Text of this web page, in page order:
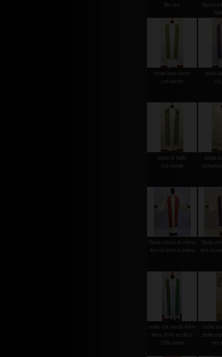
filo oro
figura
stola lana lurex
col.verde
stola
stola in faille
col.verde
stola
Stola rossa in misto
lino ricamo a mano
Stola
lino
stola col.verde 64%
lana 26% acrilico
10% lurex
stola
della
oro